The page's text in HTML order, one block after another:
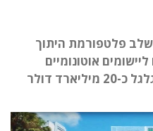
פלטפורמת היתוך
אוטונומיים
בעולם החקלאי, שוק שצפוי לגלגל כ-20 מיליארד דולר